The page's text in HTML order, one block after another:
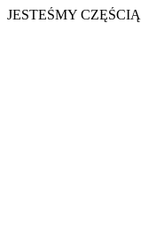
JESTEŚMY CZĘŚCIĄ